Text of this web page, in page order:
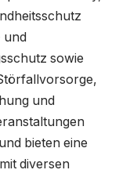
und
sowie
und
bieten eine
diversen